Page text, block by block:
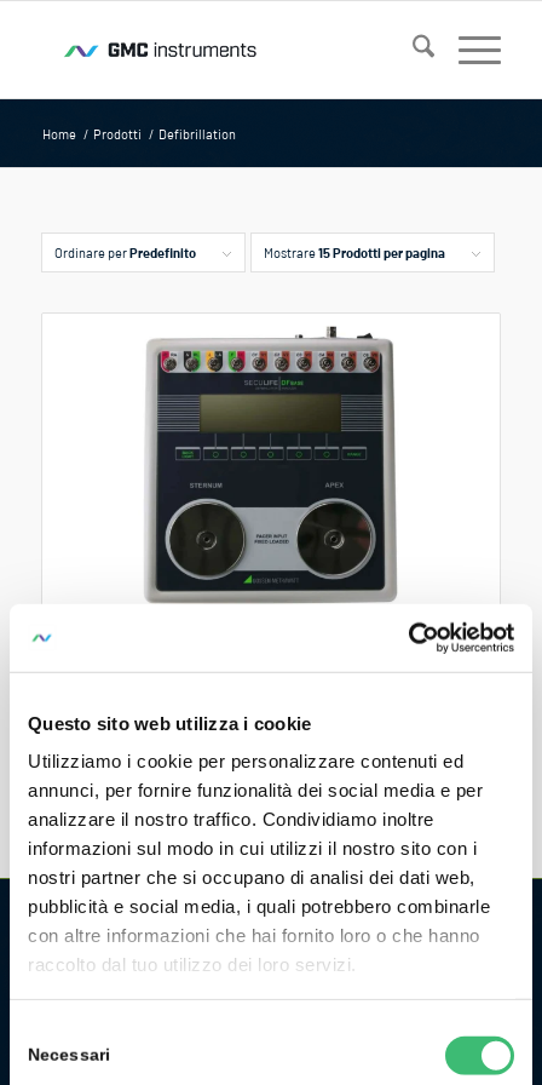
Questo sito web utilizza i cookie
Utilizziamo i cookie per personalizzare contenuti ed
annunci, per fornire funzionalità dei social media e per
analizzare il nostro traffico. Condividiamo inoltre
informazioni sul modo in cui utilizzi il nostro sito con i
nostri partner che si occupano di analisi dei dati web,
pubblicità e social media, i quali potrebbero combinarle
con altre informazioni che hai fornito loro o che hanno
raccolto dal tuo utilizzo dei loro servizi.
delNecessari
Home / Prodotti / Defibrillation
Ordinare perPredefinito Mostrare15 Prodotti per pagina
CHI SIAMO
La GMC Instruments Italia è la filiale italiana del gruppo
, ed opera nel
settore della misura e del controllo industriale. Fa parte di